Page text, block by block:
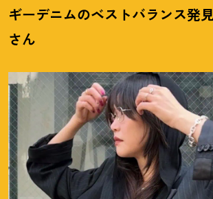
ギーデニムのベストバランス発
さん